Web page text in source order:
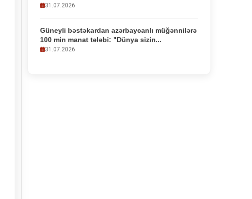
31.07.2026
Güneyli bəstəkardan azərbaycanlı müğənnilərə
100 min manat tələbi: "Dünya sizin...
31.07.2026